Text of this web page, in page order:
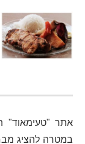
אתר "טעימאוד"
במטרה להציג